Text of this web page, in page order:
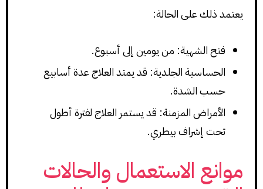
يعتمد ذلك على الحالة:
فتح الشهية: من يومين إلى أسبوع.
الحساسية الجلدية: قد يمتد العلاج عدة أسابيع
حسب الشدة.
الأمراض المزمنة: قد يستمر العلاج لفترة أطول
تحت إشراف بيطري.
موانع الاستعمال والحالات